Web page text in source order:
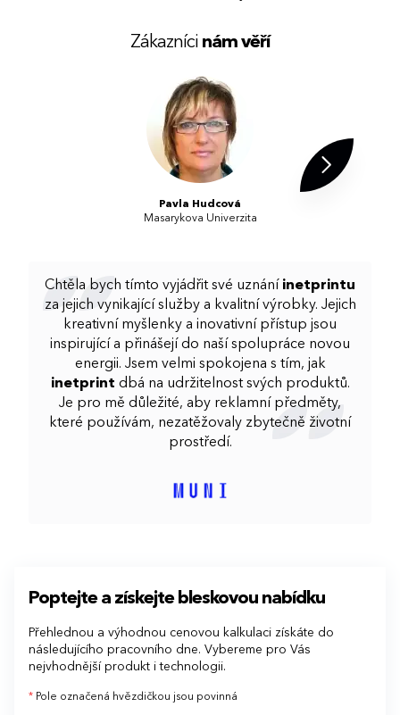
Zákazníci nám věří
Pavla Hudcová
Masarykova Univerzita
Chtěla bych tímto vyjádřit své uznání inetprintu
za jejich vynikající služby a kvalitní výrobky. Jejich
kreativní myšlenky a inovativní přístup jsou
inspirující a přinášejí do naší spolupráce novou
energii. Jsem velmi spokojena s tím, jak
inetprint dbá na udržitelnost svých produktů.
Je pro mě důležité, aby reklamní předměty,
které používám, nezatěžovaly zbytečně životní
prostředí.
Poptejte a získejte bleskovou nabídku
Přehlednou a výhodnou cenovou kalkulaci získáte do
následujícího pracovního dne. Vybereme pro Vás
nejvhodnější produkt i technologii.
* Pole označená hvězdičkou jsou povinná